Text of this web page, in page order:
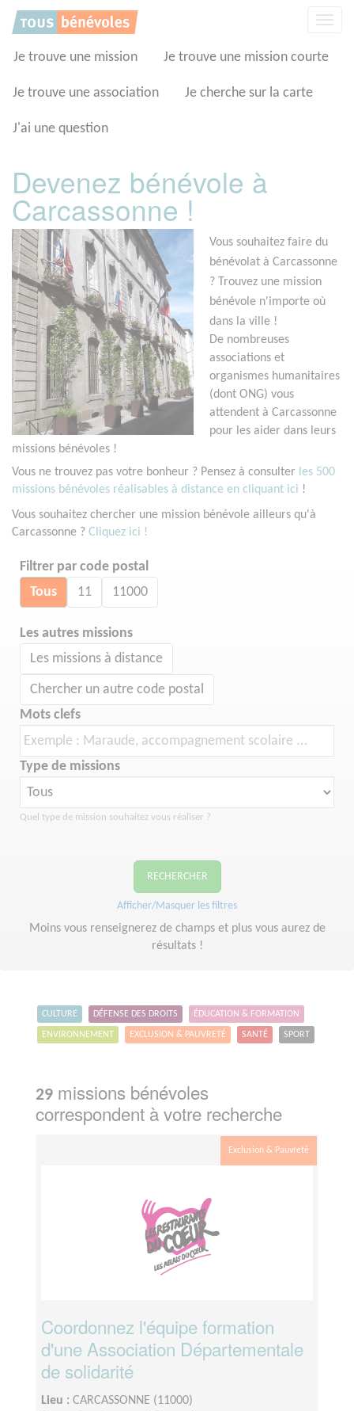
Je trouve une mission Je trouve une mission courte
Je trouve une association Je cherche sur la carte
J'ai une question
Devenez bénévole à
Carcassonne !
Vous souhaitez faire du
bénévolat à Carcassonne
? Trouvez une mission
bénévole n'importe où
dans la ville !
De nombreuses
associations et
organismes humanitaires
(dont ONG) vous
attendent à Carcassonne
pour les aider dans leurs
missions bénévoles !
Vous ne trouvez pas votre bonheur ? Pensez à consulter les 500
missions bénévoles réalisables à distance en cliquant ici !
Vous souhaitez chercher une mission bénévole ailleurs qu'à
Carcassonne ? Cliquez ici !
Filtrer par code postal
Tous 11 11000
Les autres missions
Les missions à distance
Chercher un autre code postal
Mots clefs
Type de missions
Quel type de mission souhaitez vous réaliser ?
RECHERCHER
Afficher/Masquer les filtres
Moins vous renseignerez de champs et plus vous aurez de
résultats !
CULTURE DÉFENSE DES DROITS ÉDUCATION & FORMATION
ENVIRONNEMENT EXCLUSION & PAUVRETÉ SANTÉ SPORT
29 missions bénévoles
correspondent à votre recherche
Exclusion & Pauvreté
Coordonnez l'équipe formation
d'une Association Départementale
de solidarité
Lieu : CARCASSONNE (11000)
Panneau de gestion des cookies